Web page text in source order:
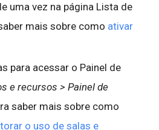
uma vez na página Lista de
mais sobre como ativar
para acessar o Painel de
e recursos > Painel de
saber mais sobre como
o uso de salas e